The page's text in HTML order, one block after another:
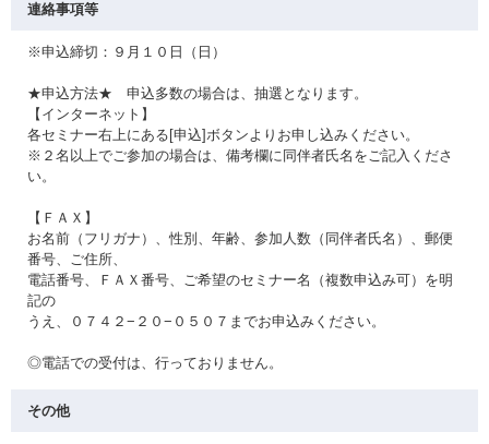
連絡事項等
※申込締切：９月１０日（日）
★申込方法★ 申込多数の場合は、抽選となります。
【インターネット】
各セミナー右上にある[申込]ボタンよりお申し込みください。
※２名以上でご参加の場合は、備考欄に同伴者氏名をご記入くださ
い。
【ＦＡＸ】
お名前（フリガナ）、性別、年齢、参加人数（同伴者氏名）、郵便
番号、ご住所、
電話番号、ＦＡＸ番号、ご希望のセミナー名（複数申込み可）を明
記の
うえ、０７４２−２０−０５０７までお申込みください。
◎電話での受付は、行っておりません。
その他